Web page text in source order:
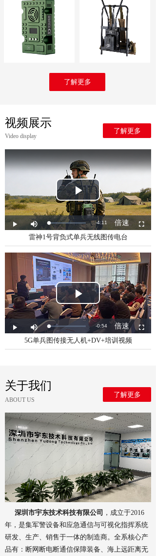
了解更多
雷神1号背负式单兵无线图传电台
5G单兵图传接无人机+DV+培训视频
了解更多
Video display
视频展示
了解更多
ABOUT US
关于我们
深圳市宇东技术科技有限公司
，成立于2016
年，是集军警设备和应急通信与可视化指挥系统
研发、生产、销售于一体的制造商。全系核心产
品有：断网断电断通信保障装备、海上远距离无